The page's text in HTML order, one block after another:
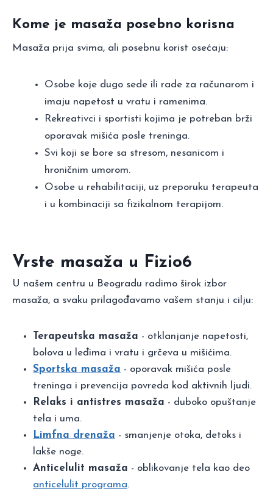
Kome je masaža posebno korisna
Masaža prija svima, ali posebnu korist osećaju:
Osobe koje dugo sede ili rade za računarom i
imaju napetost u vratu i ramenima.
Rekreativci i sportisti kojima je potreban brži
oporavak mišića posle treninga.
Svi koji se bore sa stresom, nesanicom i
hroničnim umorom.
Osobe u rehabilitaciji, uz preporuku terapeuta
i u kombinaciji sa fizikalnom terapijom.
Vrste masaža u Fizio6
U našem centru u Beogradu radimo širok izbor
masaža, a svaku prilagođavamo vašem stanju i cilju:
Terapeutska masaža - otklanjanje napetosti,
bolova u leđima i vratu i grčeva u mišićima.
Sportska masaža - oporavak mišića posle
treninga i prevencija povreda kod aktivnih ljudi.
Relaks i antistres masaža - duboko opuštanje
tela i uma.
Limfna drenaža - smanjenje otoka, detoks i
lakše noge.
Anticelulit masaža - oblikovanje tela kao deo
anticelulit programa.